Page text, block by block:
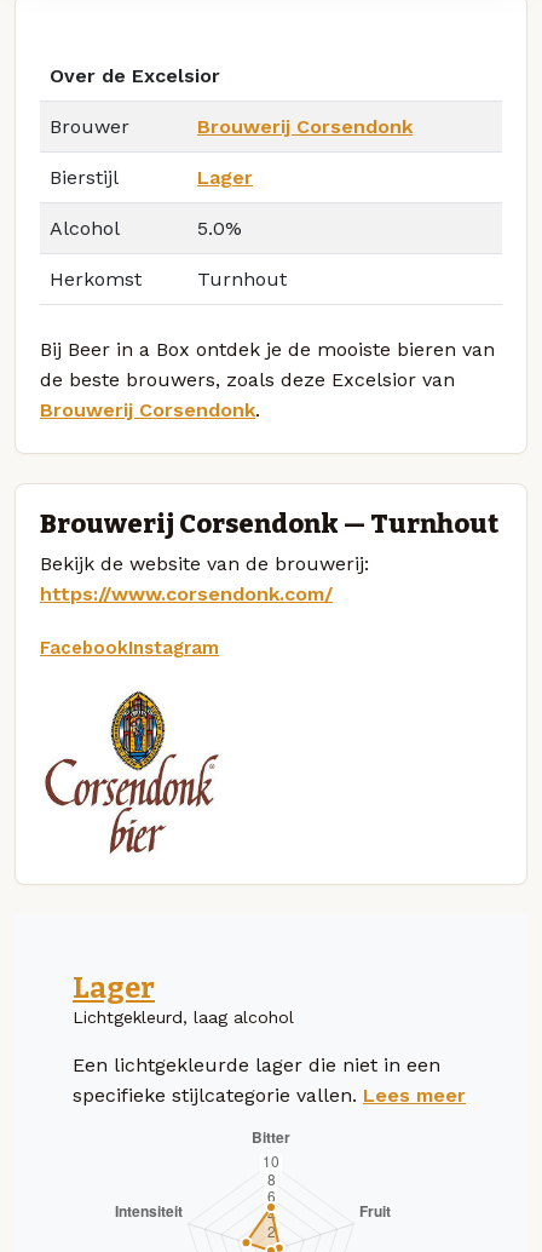
Over de Excelsior
Brouwer Brouwerij Corsendonk
Bierstijl Lager
Alcohol 5.0%
Herkomst Turnhout
Bij Beer in a Box ontdek je de mooiste bieren van
de beste brouwers, zoals deze Excelsior van
Brouwerij Corsendonk.
Brouwerij Corsendonk — Turnhout
Bekijk de website van de brouwerij:
https://www.corsendonk.com/
FacebookInstagram
Lager
Lichtgekleurd, laag alcohol
Een lichtgekleurde lager die niet in een
specifieke stijlcategorie vallen. Lees meer